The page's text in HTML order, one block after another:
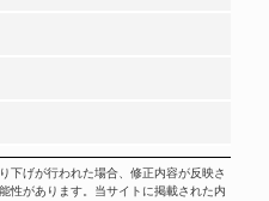
下げが行われた場合、修正内容が反映さ
性があります。当サイトに掲載された内